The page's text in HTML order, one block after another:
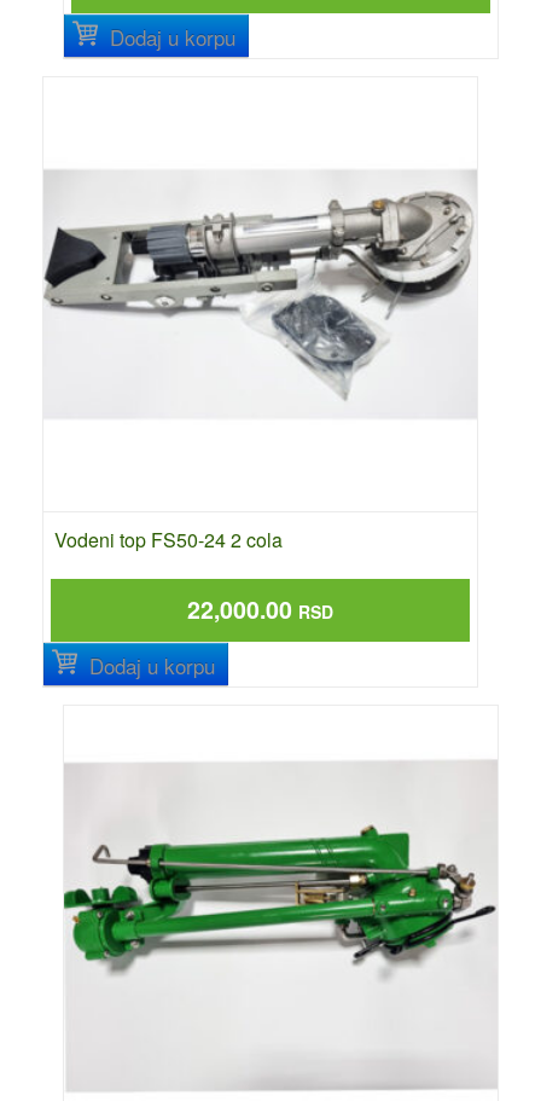
Dodaj u korpu
Vodeni top FS50-24 2 cola
22,000.00 RSD
Dodaj u korpu